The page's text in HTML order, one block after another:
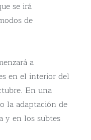
se irá
de
a
en el interior del
En una
la adaptación de
y en los subtes